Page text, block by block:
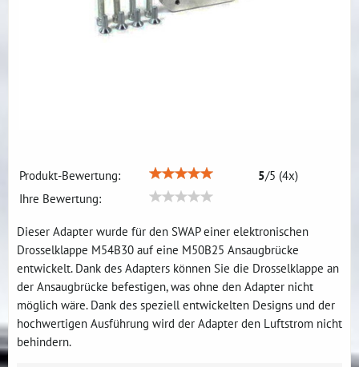
Produkt-Bewertung: 5/5 (4x)
Ihre Bewertung:
Dieser Adapter wurde für den SWAP einer elektronischen
Drosselklappe M54B30 auf eine M50B25 Ansaugbrücke
entwickelt. Dank des Adapters können Sie die Drosselklappe an
der Ansaugbrücke befestigen, was ohne den Adapter nicht
möglich wäre. Dank des speziell entwickelten Designs und der
hochwertigen Ausführung wird der Adapter den Luftstrom nicht
behindern.